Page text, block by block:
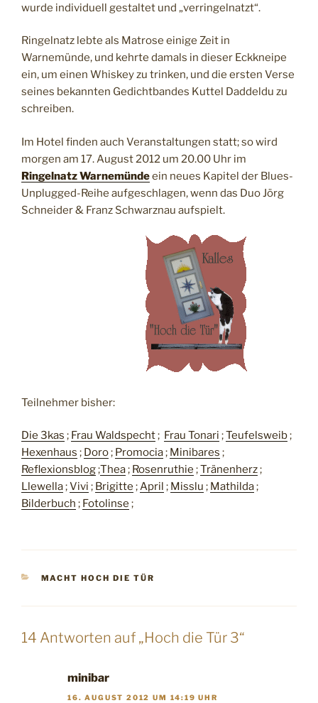
wurde individuell gestaltet und „verringelnatzt“.
Ringelnatz lebte als Matrose einige Zeit in
Warnemünde, und kehrte damals in dieser Eckkneipe
ein, um einen Whiskey zu trinken, und die ersten Verse
seines bekannten Gedichtbandes Kuttel Daddeldu zu
schreiben.
Im Hotel finden auch Veranstaltungen statt; so wird
morgen am 17. August 2012 um 20.00 Uhr im
Ringelnatz Warnemündeein neues Kapitel der Blues-
Unplugged-Reihe aufgeschlagen, wenn das Duo Jörg
Schneider & Franz Schwarznau aufspielt.
Teilnehmer bisher:
Die 3kas ; Frau Waldspecht; Frau Tonari ;Teufelsweib;
Hexenhaus ; Doro; Promocia; Minibares ;
Reflexionsblog;Thea; Rosenruthie ;Tränenherz;
Llewella;Vivi ; Brigitte ;April ; Misslu ; Mathilda;
Bilderbuch ; Fotolinse ;
KATEGORIEN
MACHT HOCH DIE TÜR
14 Antworten auf „Hoch die Tür 3“
minibar
16. AUGUST 2012 UM 14:19 UHR